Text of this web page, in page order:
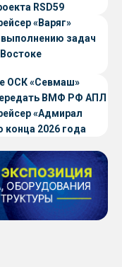
RSD59
«Варяг»
выполнению задач
ОСК «Севмаш»
ВМФ РФ АПЛ
«Адмирал
конца 2026 года